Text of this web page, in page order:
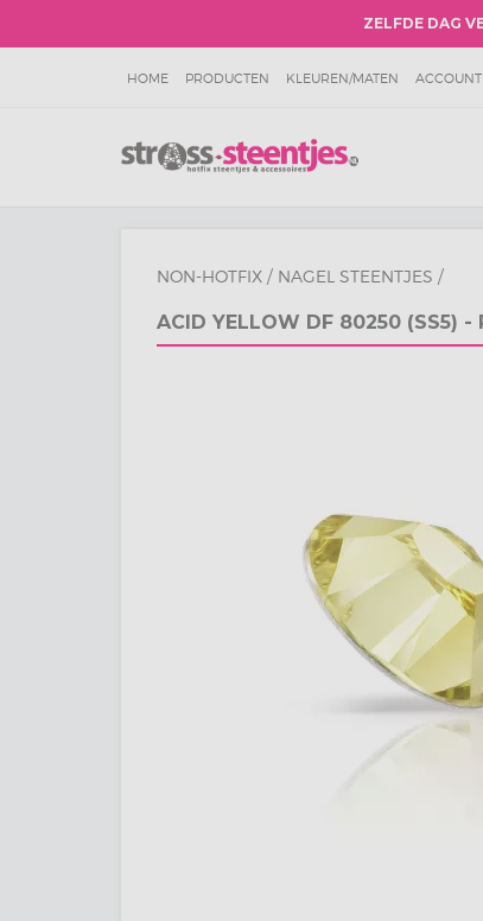
ZELFDE DAG
HOME PRODUCTEN KLEUREN/MATEN ACCOUNT
NON-HOTFIX / NAGEL STEENTJES /
ACID YELLOW DF 80250 (SS5) -